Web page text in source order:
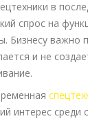
в
спрос на
Бизнесу важно
и не
интерес среди